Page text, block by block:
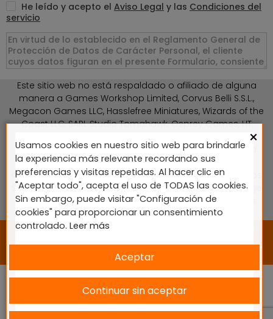
He leído y acepto el Aviso Legal y las Condiciones del
servicio
Este sitio web no está respaldado o afiliado de alguna
manera a Games Workshop Limited, Corvus Belli S.S.L.,
Megacon Games LLC, Hasslefree Miniatures, Wizards of the
Coast LLC, SARL Studio Tomahawk, Osprey Games, HT
Entertainment, Warlord Games Ltd, The Ninth Age, World
Team Championship, Battlefront Miniatures NZ Ltd, DC
Comics, Knight Models, Three Stones Productos y Diseños
S.L., Paizo Inc, The Lord of the Rings, Wizkids, NECA LLC, Edge
Entertainment Studio SLU, Marvel, Fantasy Flight Games
(FFG), Disney, Lucasfilm Ltd.
2024 © Diseñado y desarrollado por tu equipo Imedia
Comunicación 🚀
×
Usamos cookies en nuestro sitio web para brindarle
la experiencia más relevante recordando sus
preferencias y visitas repetidas. Al hacer clic en
"Aceptar todo", acepta el uso de TODAS las cookies.
Sin embargo, puede visitar "Configuración de
cookies" para proporcionar un consentimiento
controlado. Leer más
Aceptar
Continuar sin aceptar